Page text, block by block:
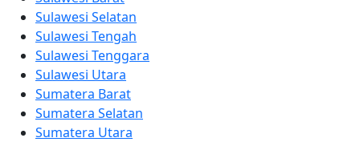
Sulawesi Selatan
Sulawesi Tengah
Sulawesi Tenggara
Sulawesi Utara
Sumatera Barat
Sumatera Selatan
Sumatera Utara